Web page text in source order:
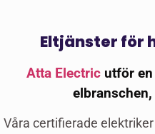
Eltjänster för
Atta Electric utför
Våra certifierade